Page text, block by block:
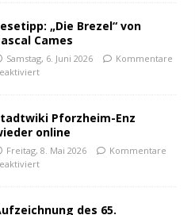
„Die Brezel“ von
Cames
Samstag, 6. Juni 2026
Kommentare
Pforzheim-Enz
online
Freitag, 8. Mai 2026
Kommentare
des 65.